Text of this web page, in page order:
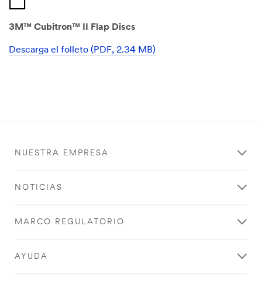
3M™ Cubitron™ II Flap Discs
Descarga el folleto (PDF, 2.34 MB)
NUESTRA EMPRESA
NOTICIAS
MARCO REGULATORIO
AYUDA